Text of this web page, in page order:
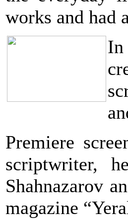
works and had
Premiere
scriptwriter,
Shahnazarov
magazine